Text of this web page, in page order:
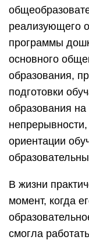
реализующего
программы
основного
образования,
подготовки
образования
ориентации
В жизни
момент, когда
смогла